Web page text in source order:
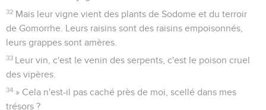
32 Mais leur vigne vient des plants de Sodome et du terroir
de Gomorrhe. Leurs raisins sont des raisins empoisonnés,
leurs grappes sont amères.
33 Leur vin, c'est le venin des serpents, c'est le poison cruel
des vipères.
34 » Cela n'est-il pas caché près de moi, scellé dans mes
trésors ?